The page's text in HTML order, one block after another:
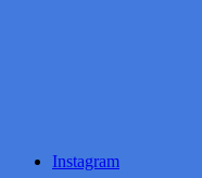
Instagram